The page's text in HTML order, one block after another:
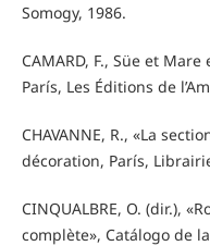
Somogy, 1986.
CAMARD, F., Süe et
París, Les Éditions de
CHAVANNE, R., «La
décoration, París,
CINQUALBRE, O. (dir.),
complète», Catálogo de